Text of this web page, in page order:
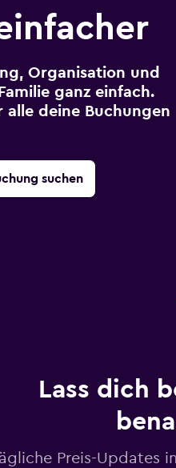
Organisation und
ganz einfach.
deine Buchungen
suchen
Lass dich
Preis-Updates